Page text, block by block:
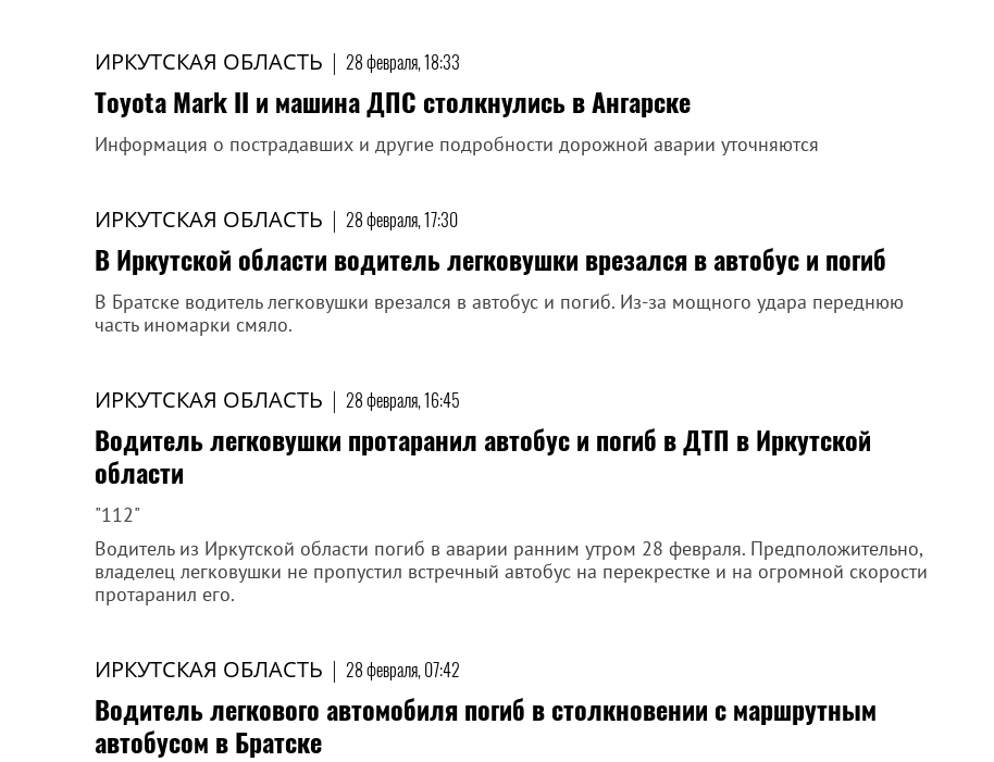
ИРКУТСКАЯ ОБЛАСТЬ | 28 февраля, 18:33
Toyota Mark II и машина ДПС столкнулись в Ангарске
Информация о пострадавших и другие подробности дорожной аварии уточняются
ИРКУТСКАЯ ОБЛАСТЬ | 28 февраля, 17:30
В Иркутской области водитель легковушки врезался в автобус и погиб
В Братске водитель легковушки врезался в автобус и погиб. Из-за мощного удара переднюю
часть иномарки смяло.
ИРКУТСКАЯ ОБЛАСТЬ | 28 февраля, 16:45
Водитель легковушки протаранил автобус и погиб в ДТП в Иркутской
области
"112"
Водитель из Иркутской области погиб в аварии ранним утром 28 февраля. Предположительно,
владелец легковушки не пропустил встречный автобус на перекрестке и на огромной скорости
протаранил его.
ИРКУТСКАЯ ОБЛАСТЬ | 28 февраля, 07:42
Водитель легкового автомобиля погиб в столкновении с маршрутным
автобусом в Братске